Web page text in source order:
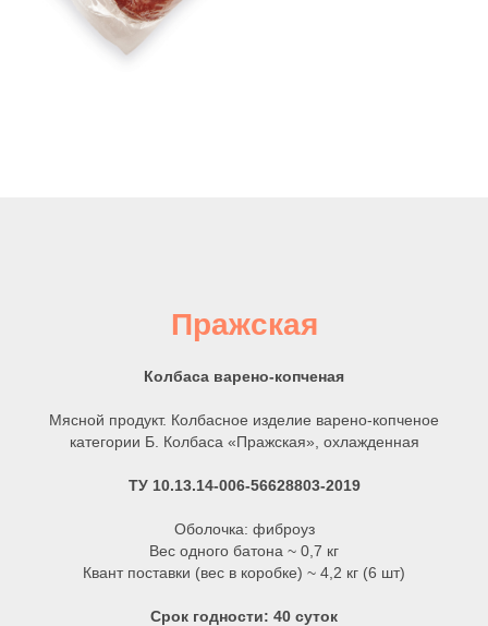
Пражская
Колбаса варено-копченая
Мясной продукт. Колбасное изделие варено-копченое
категории Б. Колбаса «Пражская», охлажденная
ТУ 10.13.14-006-56628803-2019
Оболочка: фиброуз
Вес одного батона ~ 0,7 кг
Квант поставки (вес в коробке) ~ 4,2 кг (6 шт)
Срок годности: 40 суток